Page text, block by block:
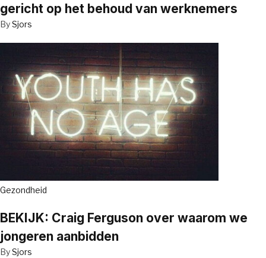
gericht op het behoud van werknemers
BySjors
Gezondheid
BEKIJK: Craig Ferguson over waarom we
jongeren aanbidden
BySjors